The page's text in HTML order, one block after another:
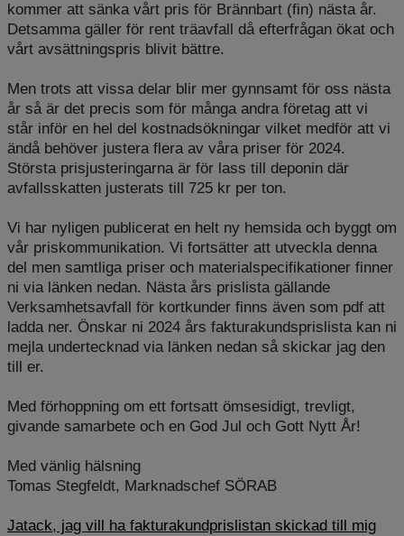
kommer att sänka vårt pris för Brännbart (fin) nästa år.
Detsamma gäller för rent träavfall då efterfrågan ökat och
vårt avsättningspris blivit bättre.
Men trots att vissa delar blir mer gynnsamt för oss nästa
år så är det precis som för många andra företag att vi
står inför en hel del kostnadsökningar vilket medför att vi
ändå behöver justera flera av våra priser för 2024.
Största prisjusteringarna är för lass till deponin där
avfallsskatten justerats till 725 kr per ton.
Vi har nyligen publicerat en helt ny hemsida och byggt om
vår priskommunikation. Vi fortsätter att utveckla denna
del men samtliga priser och materialspecifikationer finner
ni via länken nedan. Nästa års prislista gällande
Verksamhetsavfall för kortkunder finns även som pdf att
ladda ner. Önskar ni 2024 års fakturakundsprislista kan ni
mejla undertecknad via länken nedan så skickar jag den
till er.
Med förhoppning om ett fortsatt ömsesidigt, trevligt,
givande samarbete och en God Jul och Gott Nytt År!
Med vänlig hälsning
Tomas Stegfeldt, Marknadschef SÖRAB
Jatack, jag vill ha fakturakundprislistan skickad till mig